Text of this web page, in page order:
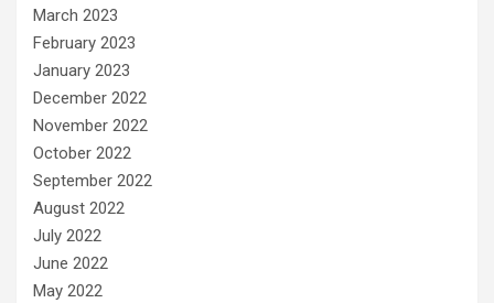
March 2023
February 2023
January 2023
December 2022
November 2022
October 2022
September 2022
August 2022
July 2022
June 2022
May 2022